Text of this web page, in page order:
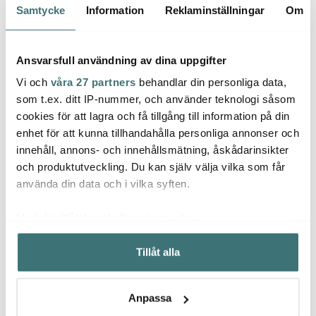
Samtycke Information Reklaminställningar Om
Ansvarsfull användning av dina uppgifter
Vi och våra 27 partners behandlar din personliga data,
som t.ex. ditt IP-nummer, och använder teknologi såsom
cookies för att lagra och få tillgång till information på din
enhet för att kunna tillhandahålla personliga annonser och
innehåll, annons- och innehållsmätning, åskådarinsikter
och produktutveckling. Du kan själv välja vilka som får
använda din data och i vilka syften.
Samla in information om din geografiska plats som
kan ha en noggrannhet på upp till flera meter
Identifiera din enhet genom att aktivt skanna den för
Ta reda på mer om hur dina personliga uppgifter
Tillåt alla
Anpassa
Stiernholm
Bubbles
Magnor
Fryd ölglas 66 cl 4-pack
klar